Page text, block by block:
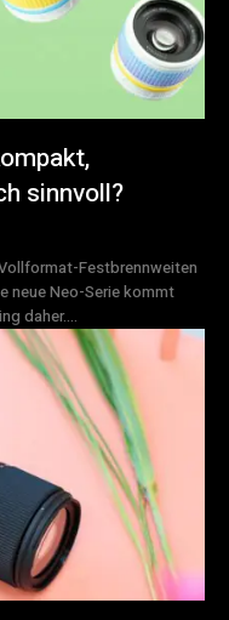
sinnvoll?
Festbrennweiten
neue Neo-Serie kommt
daher....